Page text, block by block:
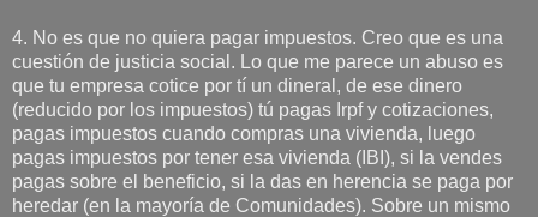
4. No es que no quiera pagar impuestos. Creo que es una
cuestión de justicia social. Lo que me parece un abuso es
que tu empresa cotice por tí un dineral, de ese dinero
(reducido por los impuestos) tú pagas Irpf y cotizaciones,
pagas impuestos cuando compras una vivienda, luego
pagas impuestos por tener esa vivienda (IBI), si la vendes
pagas sobre el beneficio, si la das en herencia se paga por
heredar (en la mayoría de Comunidades). Sobre un mismo